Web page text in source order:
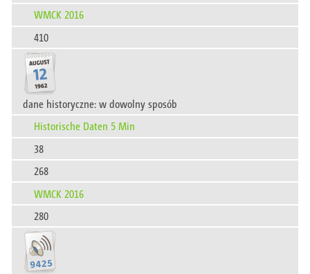
WMCK 2016
410
dane historyczne: w dowolny sposób
Historische Daten 5 Min
38
268
WMCK 2016
280